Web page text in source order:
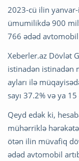
2023-cü ilin
ümumilikdə 900
766 ədəd
Xeberler.az Dövlət
istinadən istinadən
ayları ilə
sayı 37.2% və ya
Qeyd edək ki,
mühərriklə
ötən ilin müvafiq
ədəd avtomobil